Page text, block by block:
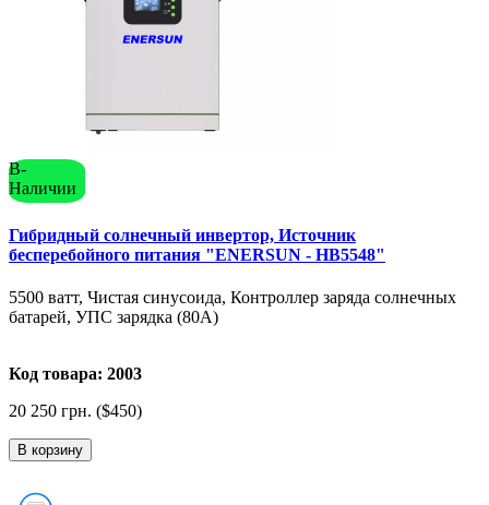
В-
Наличии
Гибридный солнечный инвертор, Источник
бесперебойного питания "ENERSUN - HB5548"
5500 ватт, Чистая синусоида, Контроллер заряда солнечных
батарей, УПС зарядка (80А)
Код товара: 2003
20 250 грн. ($450)
В корзину